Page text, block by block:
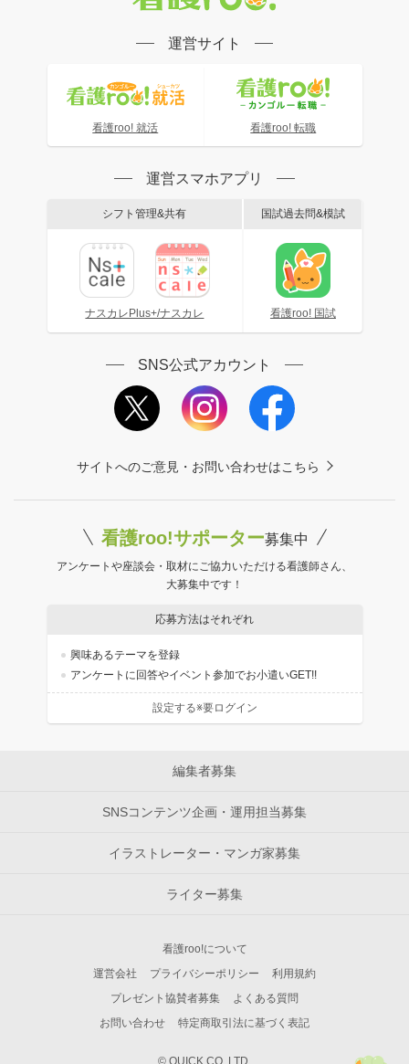
運営サイト
看護roo! 就活 看護roo! 転職
運営スマホアプリ
シフト管理&共有
ナスカレPlus+/ナスカレ
国試過去問&模試
看護roo! 国試
SNS公式アカウント
サイトへのご意見・お問い合わせはこちら
看護roo!サポーター募集中
アンケートや座談会・取材にご協力いただける看護師さん、
大募集中です！
応募方法はそれぞれ
興味あるテーマを登録
アンケートに回答やイベント参加でお小遣いGET!!
設定する※要ログイン
編集者募集
SNSコンテンツ企画・運用担当募集
イラストレーター・マンガ家募集
ライター募集
看護roo!について
運営会社
プライバシーポリシー
利用規約
プレゼント協賛者募集
よくある質問
お問い合わせ
特定商取引法に基づく表記
© QUICK CO.,LTD.